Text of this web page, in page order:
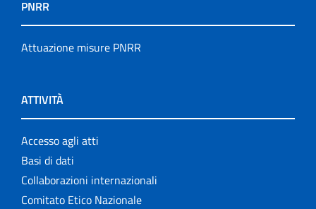
PNRR
Attuazione misure PNRR
ATTIVITÀ
Accesso agli atti
Basi di dati
Collaborazioni internazionali
Comitato Etico Nazionale